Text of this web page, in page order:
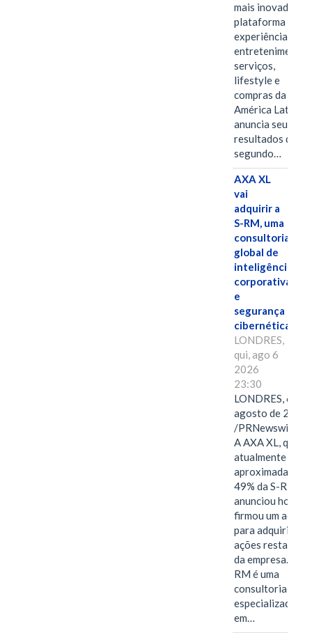
mais inovadora
plataforma de
experiências,
entretenimento,
serviços,
lifestyle e
compras da
América Latina
anuncia seus
resultados do
segundo…
AXA XL
vai
adquirir a
S-RM, uma
consultoria
global de
inteligência
corporativa
e
segurança
cibernética
LONDRES,
qui, ago 6
2026
23:30
LONDRES, 6 de
agosto de 2026
/PRNewswire/ --
A AXA XL, que
atualmente
49% da S-RM,
anunciou hoje
firmou um
para adquirir as
ações restantes
da empresa. A S-
RM é uma
consultoria
especializada
em…